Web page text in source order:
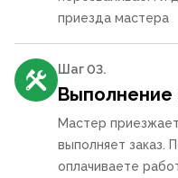
приезда мастера
Шаг 03.
Выполнение
Мастер
выполняет заказ.
оплачиваете